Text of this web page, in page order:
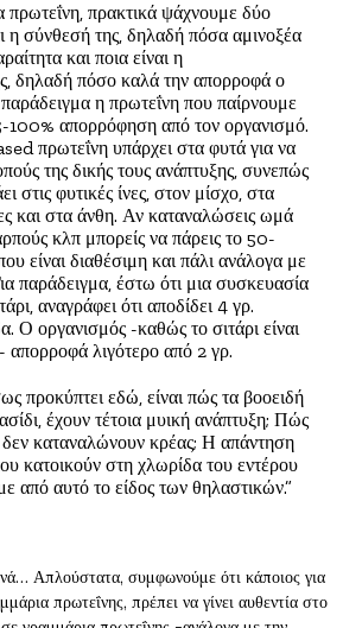
πρωτεΐνη, πρακτικά ψάχνουμε δύο
η σύνθεσή της, δηλαδή πόσα αμινοξέα
και ποια είναι η
δηλαδή πόσο καλά την απορροφά ο
η πρωτεΐνη που παίρνουμε
100% απορρόφηση από τον οργανισμό.
πρωτεΐνη υπάρχει στα φυτά για να
της δικής τους ανάπτυξης, συνεπώς
στις φυτικές ίνες, στον μίσχο, στα
και στα άνθη. Αν καταναλώσεις ωμά
κλπ μπορείς να πάρεις το 50-
είναι διαθέσιμη και πάλι ανάλογα με
παράδειγμα, έστω ότι μια συσκευασία
αναγράφει ότι αποδίδει 4 γρ.
Ο οργανισμός -καθώς το σιτάρι είναι
απορροφά λιγότερο από 2 γρ.
προκύπτει εδώ, είναι πώς τα βοοειδή
έχουν τέτοια μυική ανάπτυξη; Πώς
δεν καταναλώνουν κρέας; Η απάντηση
κατοικούν στη χλωρίδα του εντέρου
από αυτό το είδος των θηλαστικών.”
Απλούστατα, συμφωνούμε ότι κάποιος για
πρωτεΐνης, πρέπει να γίνει αυθεντία στο